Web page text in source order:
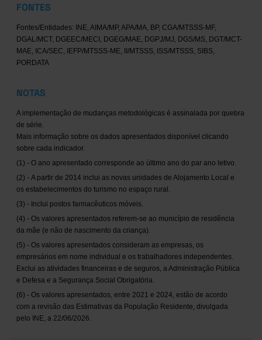
FONTES
Fontes/Entidades: INE, AIMA/MP, APA/MA, BP, CGA/MTSSS-MF,
DGAL/MCT, DGEEC/MECI, DGEG/MAE, DGPJ/MJ, DGS/MS, DGT/MCT-
MAE, ICA/SEC, IEFP/MTSSS-ME, II/MTSSS, ISS/MTSSS, SIBS,
PORDATA
NOTAS
A implementação de mudanças metodológicas é assinalada por quebra
de série.
Mais informação sobre os dados apresentados disponível clicando
sobre cada indicador.
(1) - O ano apresentado corresponde ao último ano do par ano letivo.
(2) - A partir de 2014 inclui as novas unidades de Alojamento Local e
os estabelecimentos do turismo no espaço rural.
(3) - Inclui postos farmacêuticos móveis.
(4) - Os valores apresentados referem-se ao município de residência
da mãe (e não de nascimento da criança).
(5) - Os valores apresentados consideram as empresas, os
empresários em nome individual e os trabalhadores independentes.
Exclui as atividades financeiras e de seguros, a Administração Pública
e Defesa e a Segurança Social Obrigatória.
(6) - Os valores apresentados, entre 2021 e 2024, estão de acordo
com a revisão das Estimativas da População Residente, divulgada
pelo INE, a 22/06/2026.